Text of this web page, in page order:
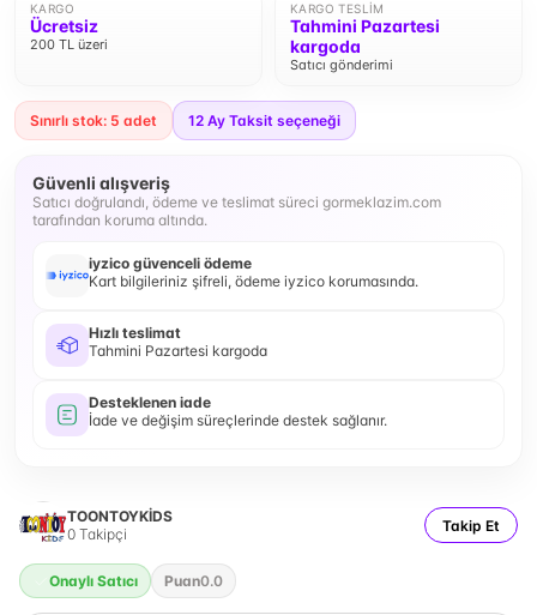
KARGO
Ücretsiz
200 TL üzeri
KARGO TESLIM
Tahmini Pazartesi
kargoda
Satıcı gönderimi
Sınırlı stok: 5 adet 12 Ay Taksit seçeneği
Güvenli alışveriş
Satıcı doğrulandı, ödeme ve teslimat süreci gormeklazim.com
tarafından koruma altında.
iyzico güvenceli ödeme
Kart bilgileriniz şifreli, ödeme iyzico korumasında.
Hızlı teslimat
Tahmini Pazartesi kargoda
Desteklenen iade
İade ve değişim süreçlerinde destek sağlanır.
TOONTOYKİDS
0 Takipçi Takip Et
Onaylı Satıcı Puan0.0